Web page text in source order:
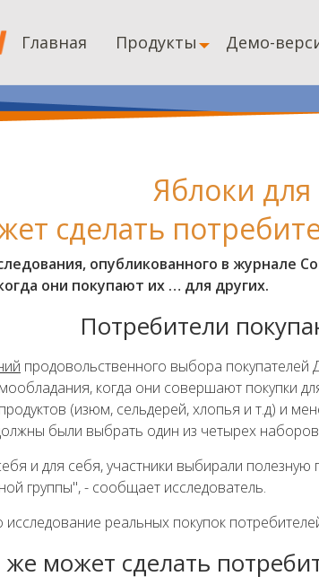
Главная Продукты Демо-
Яблоки
сделать
опубликованного в журнале
они покупают их … для других.
Потребители
продовольственного выбора
когда они совершают покупки
(изюм, сельдерей, хлопья и т.д) и
были выбрать один из четырех наборов
и для себя, участники выбирали
группы", - сообщает исследователь.
реальных покупок
же может сделать